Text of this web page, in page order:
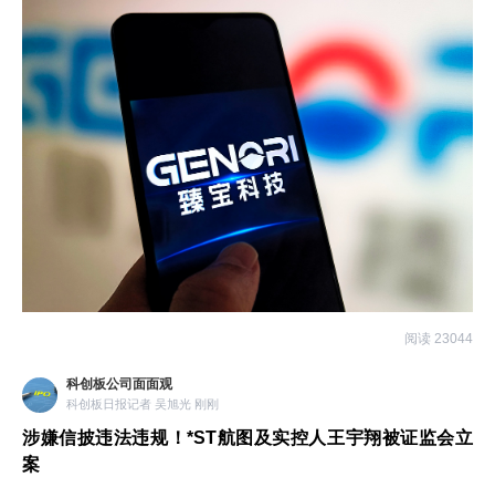
阅读 23044
科创板公司面面观
科创板日报记者 吴旭光 刚刚
涉嫌信披违法违规！*ST航图及实控人王宇翔被证监会立
案